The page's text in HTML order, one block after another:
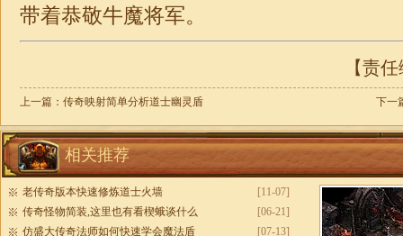
带着恭敬牛魔将军。
【责
上一篇： 传奇映射简单分析道士幽灵盾 下一
相关推荐
[11-07]
老传奇版本快速修炼道士火墙
[06-21]
传奇怪物简装,这里也有看楔蛾谈什么
[07-13]
仿盛大传奇法师如何快速学会魔法盾